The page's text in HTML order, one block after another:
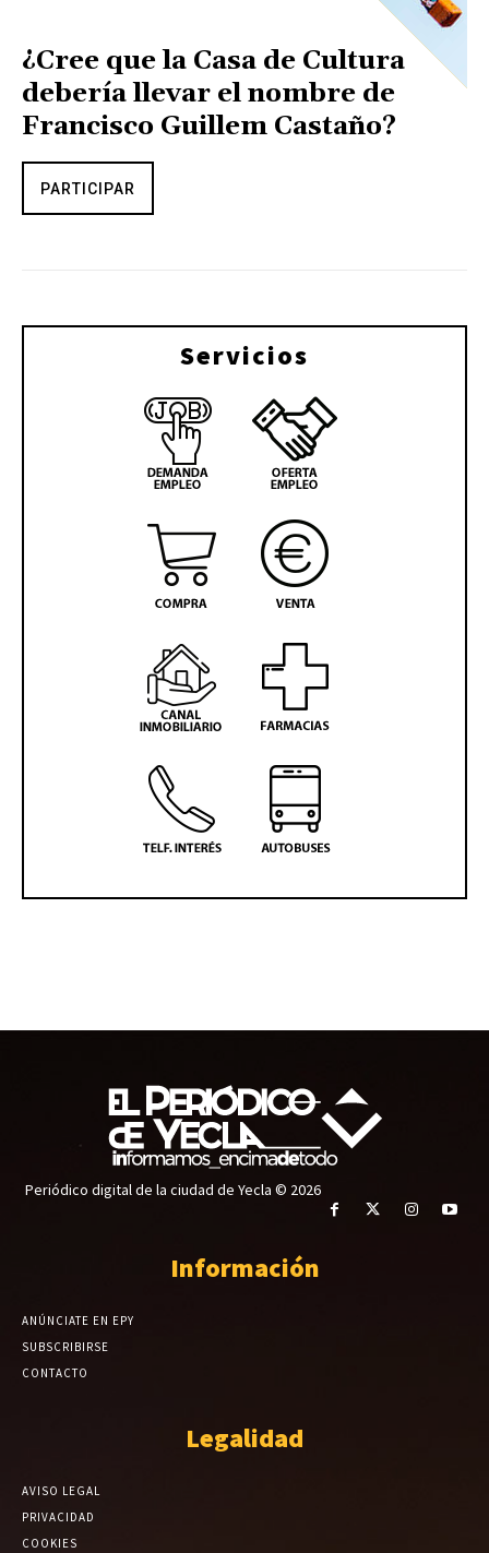
¿Cree que la Casa de Cultura
debería llevar el nombre de
Francisco Guillem Castaño?
PARTICIPAR
Servicios
Periódico digital de la ciudad de Yecla © 2026
Información
ANÚNCIATE EN EPY
SUBSCRIBIRSE
CONTACTO
Legalidad
AVISO LEGAL
PRIVACIDAD
COOKIES